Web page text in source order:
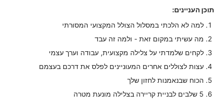
תוכן העניינים:
למה לא הלכתי במסלול הצולל המקצועי המסורתי
מה עשיתי במקום זאת - ולמה זה עבד
לקחים שלמדתי על צלילה מקצועית, עבודה וערך עצמי
עצות לצוללים אחרים המעוניינים לפלס את דרכם בעצמם
הכוח שבנאמנות לחזון שלך
5 שלבים לבניית קריירה בצלילה מונעת מטרה